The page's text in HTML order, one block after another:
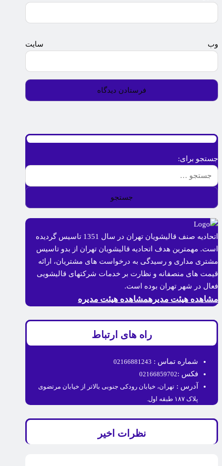
وب‌ سایت
جستجو برای:
اتحادیه صنف قالیشویان تهران در سال 1351 تاسیس گردیده
است. مهمترین هدف اتحادیه قالیشویان تهران از بدو تاسیس
مشتری مداری و رسیدگی به درخواست های مشتریان، ارائه
قیمت های منصفانه و نظارت بر خدمات شرکتهای قالیشویی
فعال در شهر تهران بوده است.
مشاهده هیئت مدیرهمشاهده هیئت مدیره
راه های ارتباط
شماره تماس : 02166881243
فکس :02166859702
آدرس : تهران، خیابان رودکی جنوبی بالاتر از خیابان مرتضوی
پلاک ۱۸۷ طبقه اول.
نظرات اخیر